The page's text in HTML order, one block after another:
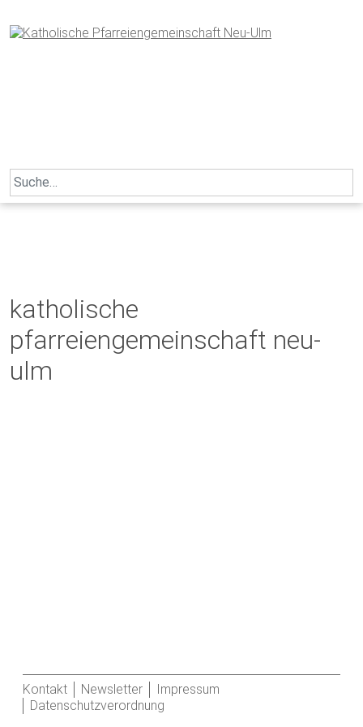
to
content
Search
for:
katholische
pfarreiengemeinschaft neu-
ulm
Kontakt Newsletter
Impressum
Datenschutzverordnung